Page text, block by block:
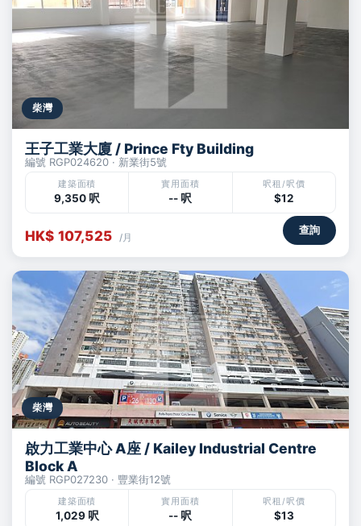
柴灣
王子工業大廈 / Prince Fty Building
編號 RGP024620 · 新業街5號
建築面積
9,350 呎
實用面積
-- 呎
呎租/呎價
$12
HK$ 107,525 /月
查詢
柴灣
啟力工業中心 A座 / Kailey Industrial Centre
Block A
編號 RGP027230 · 豐業街12號
建築面積
1,029 呎
實用面積
-- 呎
呎租/呎價
$13